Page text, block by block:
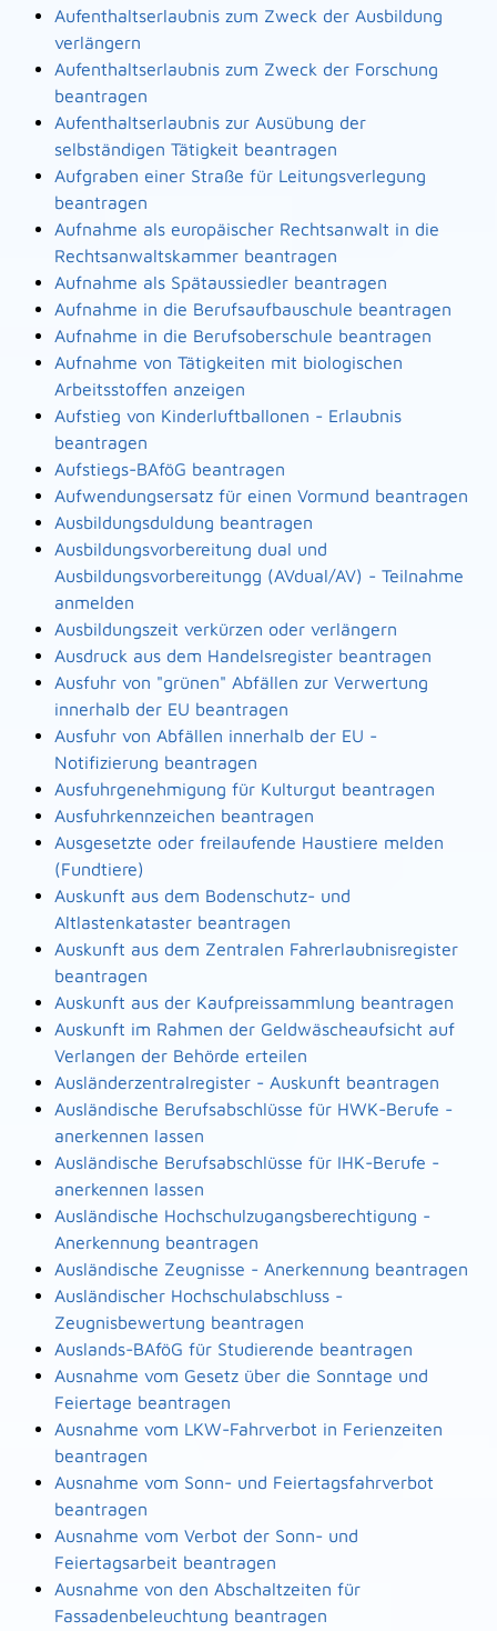
Aufenthaltserlaubnis zum Zweck der Ausbildung
verlängern
Aufenthaltserlaubnis zum Zweck der Forschung
beantragen
Aufenthaltserlaubnis zur Ausübung der
selbständigen Tätigkeit beantragen
Aufgraben einer Straße für Leitungsverlegung
beantragen
Aufnahme als europäischer Rechtsanwalt in die
Rechtsanwaltskammer beantragen
Aufnahme als Spätaussiedler beantragen
Aufnahme in die Berufsaufbauschule beantragen
Aufnahme in die Berufsoberschule beantragen
Aufnahme von Tätigkeiten mit biologischen
Arbeitsstoffen anzeigen
Aufstieg von Kinderluftballonen - Erlaubnis
beantragen
Aufstiegs-BAföG beantragen
Aufwendungsersatz für einen Vormund beantragen
Ausbildungsduldung beantragen
Ausbildungsvorbereitung dual und
Ausbildungsvorbereitungg (AVdual/AV) - Teilnahme
anmelden
Ausbildungszeit verkürzen oder verlängern
Ausdruck aus dem Handelsregister beantragen
Ausfuhr von "grünen" Abfällen zur Verwertung
innerhalb der EU beantragen
Ausfuhr von Abfällen innerhalb der EU -
Notifizierung beantragen
Ausfuhrgenehmigung für Kulturgut beantragen
Ausfuhrkennzeichen beantragen
Ausgesetzte oder freilaufende Haustiere melden
(Fundtiere)
Auskunft aus dem Bodenschutz- und
Altlastenkataster beantragen
Auskunft aus dem Zentralen Fahrerlaubnisregister
beantragen
Auskunft aus der Kaufpreissammlung beantragen
Auskunft im Rahmen der Geldwäscheaufsicht auf
Verlangen der Behörde erteilen
Ausländerzentralregister - Auskunft beantragen
Ausländische Berufsabschlüsse für HWK-Berufe -
anerkennen lassen
Ausländische Berufsabschlüsse für IHK-Berufe -
anerkennen lassen
Ausländische Hochschulzugangsberechtigung -
Anerkennung beantragen
Ausländische Zeugnisse - Anerkennung beantragen
Ausländischer Hochschulabschluss -
Zeugnisbewertung beantragen
Auslands-BAföG für Studierende beantragen
Ausnahme vom Gesetz über die Sonntage und
Feiertage beantragen
Ausnahme vom LKW-Fahrverbot in Ferienzeiten
beantragen
Ausnahme vom Sonn- und Feiertagsfahrverbot
beantragen
Ausnahme vom Verbot der Sonn- und
Feiertagsarbeit beantragen
Ausnahme von den Abschaltzeiten für
Fassadenbeleuchtung beantragen